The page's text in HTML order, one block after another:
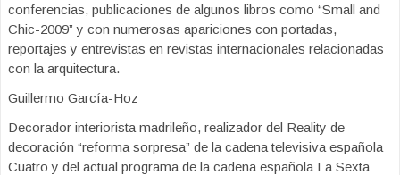
conferencias, publicaciones de algunos libros como “Small and
Chic-2009” y con numerosas apariciones con portadas,
reportajes y entrevistas en revistas internacionales relacionadas
con la arquitectura.
Guillermo García-Hoz
Decorador interiorista madrileño, realizador del Reality de
decoración “reforma sorpresa” de la cadena televisiva española
Cuatro y del actual programa de la cadena española La Sexta